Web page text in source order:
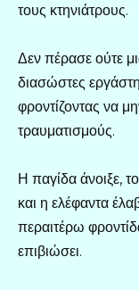
τους κτηνιάτρους.
Δεν πέρασε ούτε
διασώστες
φροντίζοντας να
τραυματισμούς.
Η παγίδα άνοιξε,
και η ελέφαντα
περαιτέρω
επιβιώσει.